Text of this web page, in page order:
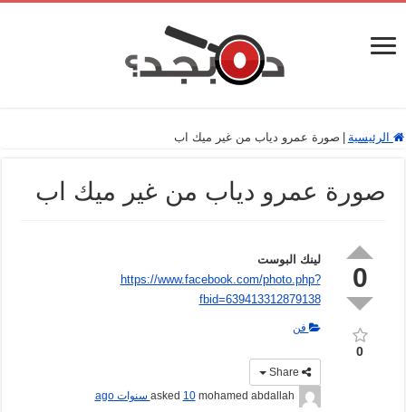
الرئيسية صورة عمرو دياب من غير ميك اب
صورة عمرو دياب من غير ميك اب
0
0
لينك البوست
https://www.facebook.com/photo.php?
fbid=639413312879138
فن
mohamed abdallah
asked10 سنوات ago